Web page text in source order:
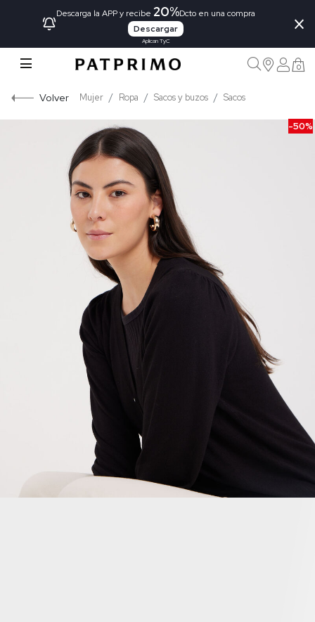
Descarga la APP y recibe 20%Dcto en una compra
Descargar
Aplican TyC
×
0
Volver Mujer Ropa Sacos y buzos Sacos
-50%